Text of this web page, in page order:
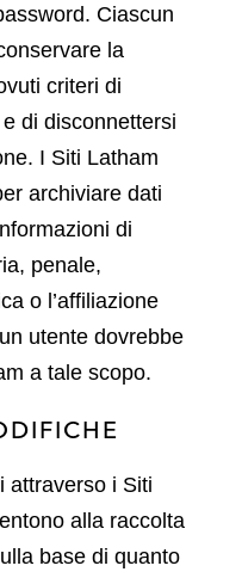
Ciascun
la
criteri di
di disconnettersi
I Siti Latham
archiviare dati
di
penale,
o l’affiliazione
utente dovrebbe
a tale scopo.
attraverso i Siti
alla raccolta
base di quanto